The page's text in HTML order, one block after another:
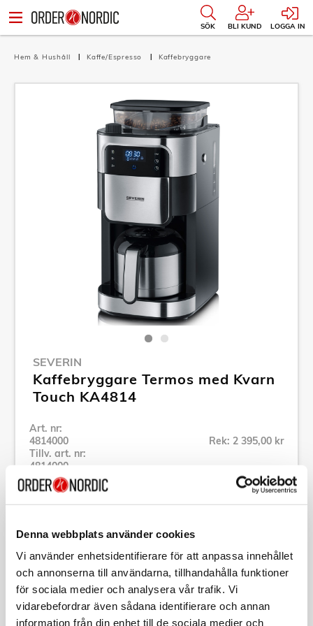
Denna webbplats använder cookies
Vi använder enhetsidentifierare för att anpassa innehållet
och annonserna till användarna, tillhandahålla funktioner
för sociala medier och analysera vår trafik. Vi
vidarebefordrar även sådana identifierare och annan
information från din enhet till de sociala medier och
SÖK BLI KUND LOGGA IN
Hem & Hushåll Kaffe/Espresso Kaffebryggare
SEVERIN
Kaffebryggare Termos med Kvarn
Touch KA4814
Art. nr:
4814000
Tillv. art. nr:
4814000
Rek: 2 395,00 kr
Se alla produkter inom Severin
Specifikation
Beskrivning
Art. nr:4814000